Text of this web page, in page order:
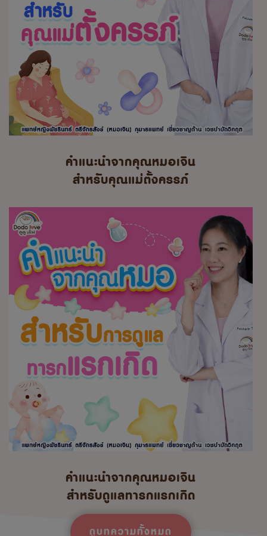
คำแนะนำจากคุณหมอเจิน
สำหรับคุณแม่ตั้งครรภ์
คำแนะนำจากคุณหมอเจิน
สำหรับดูแลทารกแรกเกิด
ดูบทความทั้งหมด